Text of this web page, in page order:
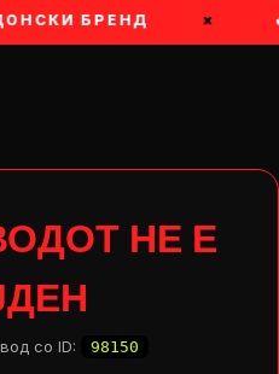
БРЕНД ×
НЕ Е
со ID: 98150